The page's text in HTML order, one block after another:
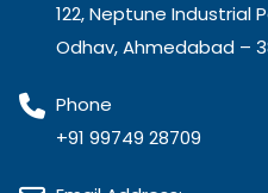
122, Neptune Industrial
Odhav, Ahmedabad –
Phone
+91 99749 28709